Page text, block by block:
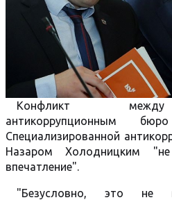
Конфликт между
антикоррупционным
Специализированной
Назаром Холодницким
впечатление".
"Безусловно, это не